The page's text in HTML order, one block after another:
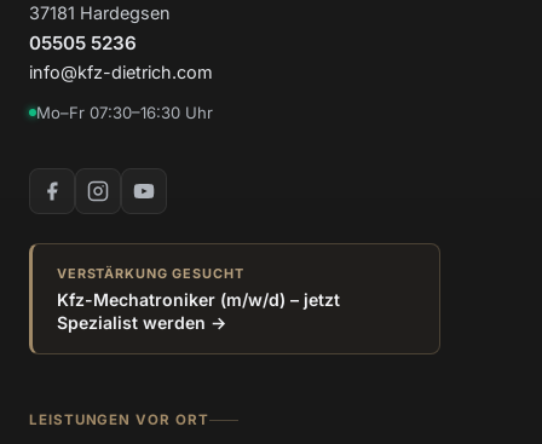
37181 Hardegsen
05505 5236
info@kfz-dietrich.com
Mo–Fr 07:30–16:30 Uhr
VERSTÄRKUNG GESUCHT
Kfz-Mechatroniker (m/w/d) – jetzt
Spezialist werden →
LEISTUNGEN VOR ORT